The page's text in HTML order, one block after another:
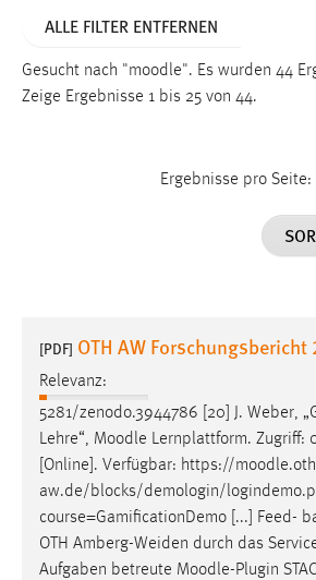
ALLE FILTER ENTFERNEN
Gesucht nach "moodle". Es wurden 44
Zeige Ergebnisse 1 bis 25 von 44.
Ergebnisse pro Seite:
[PDF] OTH AW Forschungsbericht
Relevanz:
5281/zenodo.3944786 [20] J. Weber,
Lehre“, Moodle Lernplattform. Zugriff:
[Online]. Verfügbar: https://moodle
aw.de/blocks/demologin/
course=GamificationDemo [...] Feed-
OTH Amberg-Weiden durch das
Aufgaben betreute Moodle-Plugin
Funktionen und sind für die
Einverständnis
cookie_consent
Dieser Cookie speichert die
Performance
Name:
Zweck:
Für performante Seitenauslieferung
gespeichert, ob man eingeloggt ist.